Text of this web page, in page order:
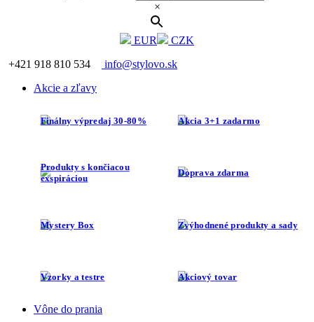
×
EUR
CZK
+421 918 810 534
info@stylovo.sk
Akcie a zľavy
Finálny výpredaj 30-80% Akcia 3+1 zadarmo
Produkty s končiacou
exspiráciou
Doprava zdarma
Mystery Box Zvýhodnené produkty a sady
Vzorky a testre Akciový tovar
Vône do prania